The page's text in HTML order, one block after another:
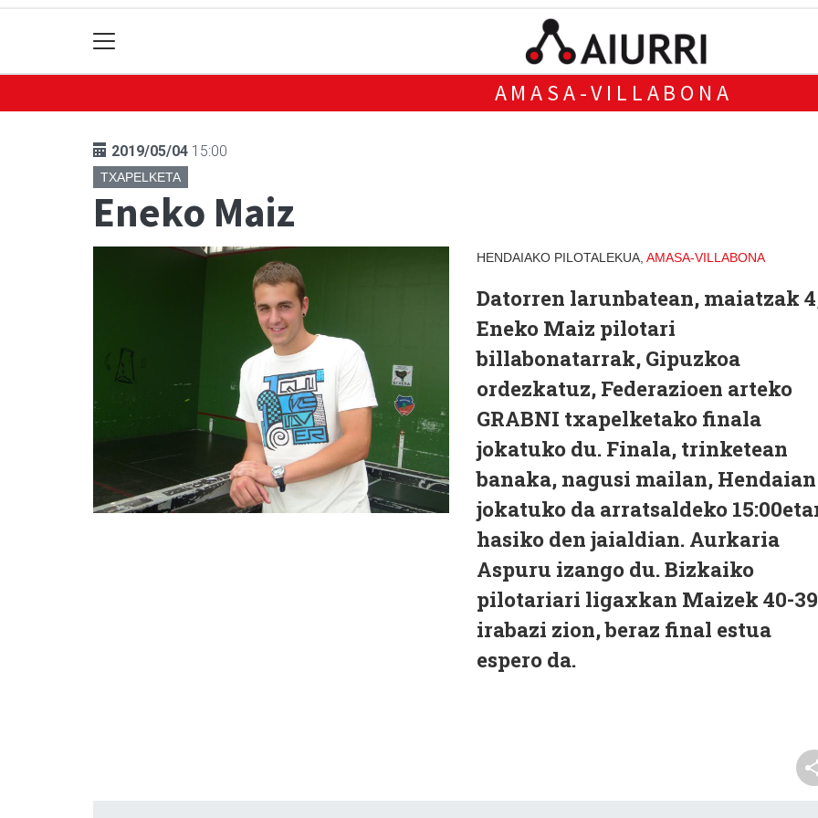
AMASA-VILLABONA
2019/05/04 15:00
TXAPELKETA
Eneko Maiz
HENDAIAKO PILOTALEKUA, AMASA-VILLABONA
Datorren larunbatean, maiatzak
Eneko Maiz pilotari
billabonatarrak, Gipuzkoa
ordezkatuz, Federazioen arteko
GRABNI txapelketako finala
jokatuko du. Finala, trinketean
banaka, nagusi mailan, Hendaian
jokatuko da arratsaldeko
hasiko den jaialdian. Aurkaria
Aspuru izango du. Bizkaiko
pilotariari ligaxkan Maizek 40-39
irabazi zion, beraz final estua
espero da.